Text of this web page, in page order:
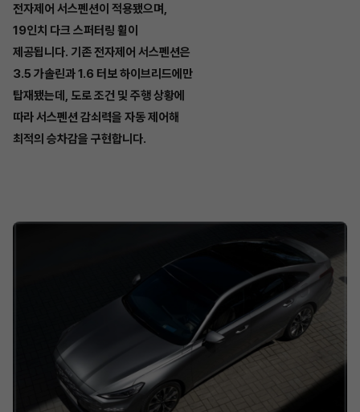
전자제어 서스펜션이 적용됐으며,
19인치 다크 스퍼터링 휠이
제공됩니다. 기존 전자제어 서스펜션은
3.5 가솔린과 1.6 터보 하이브리드에만
탑재됐는데, 도로 조건 및 주행 상황에
따라 서스펜션 감쇠력을 자동 제어해
최적의 승차감을 구현합니다.